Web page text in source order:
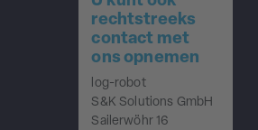
rechtstreeks
contact met
ons opnemen
log-robot
S&K Solutions GmbH
Sailerwöhr 16